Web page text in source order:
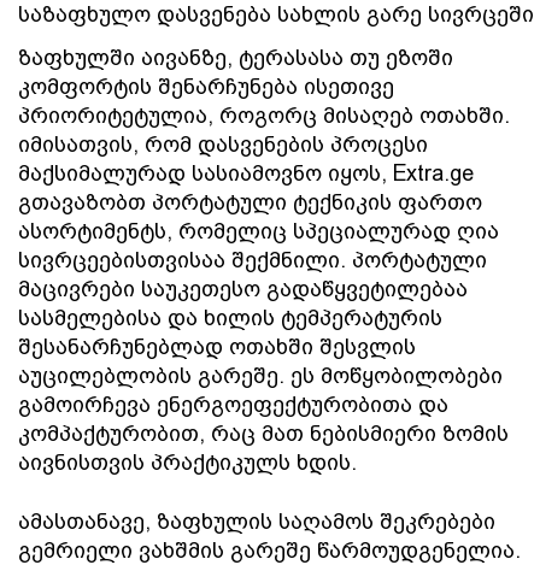
საზაფხულო დასვენება სახლის გარე სივრცეში
ზაფხულში აივანზე, ტერასასა თუ ეზოში
კომფორტის შენარჩუნება ისეთივე
პრიორიტეტულია, როგორც მისაღებ ოთახში.
იმისათვის, რომ დასვენების პროცესი
მაქსიმალურად სასიამოვნო იყოს, Extra.ge
გთავაზობთ პორტატული ტექნიკის ფართო
ასორტიმენტს, რომელიც სპეციალურად ღია
სივრცეებისთვისაა შექმნილი. პორტატული
მაცივრები საუკეთესო გადაწყვეტილებაა
სასმელებისა და ხილის ტემპერატურის
შესანარჩუნებლად ოთახში შესვლის
აუცილებლობის გარეშე. ეს მოწყობილობები
გამოირჩევა ენერგოეფექტურობითა და
კომპაქტურობით, რაც მათ ნებისმიერი ზომის
აივნისთვის პრაქტიკულს ხდის.
ამასთანავე, ზაფხულის საღამოს შეკრებები